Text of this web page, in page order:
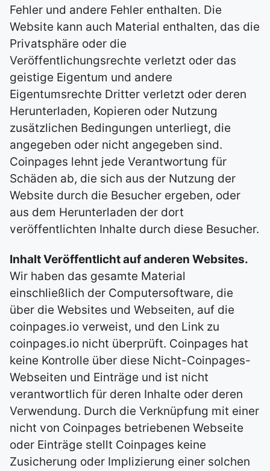
Fehler und andere Fehler enthalten. Die
Website kann auch Material enthalten, das die
Privatsphäre oder die
Veröffentlichungsrechte verletzt oder das
geistige Eigentum und andere
Eigentumsrechte Dritter verletzt oder deren
Herunterladen, Kopieren oder Nutzung
zusätzlichen Bedingungen unterliegt, die
angegeben oder nicht angegeben sind.
Coinpages lehnt jede Verantwortung für
Schäden ab, die sich aus der Nutzung der
Website durch die Besucher ergeben, oder
aus dem Herunterladen der dort
veröffentlichten Inhalte durch diese Besucher.
Inhalt Veröffentlicht auf anderen Websites.
Wir haben das gesamte Material
einschließlich der Computersoftware, die
über die Websites und Webseiten, auf die
coinpages.io verweist, und den Link zu
coinpages.io nicht überprüft. Coinpages hat
keine Kontrolle über diese Nicht-Coinpages-
Webseiten und Einträge und ist nicht
verantwortlich für deren Inhalte oder deren
Verwendung. Durch die Verknüpfung mit einer
nicht von Coinpages betriebenen Webseite
oder Einträge stellt Coinpages keine
Zusicherung oder Implizierung einer solchen